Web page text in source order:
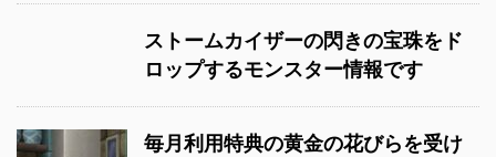
ストームカイザーの閃きの宝珠をド
ロップするモンスター情報です
毎月利用特典の黄金の花びらを受け